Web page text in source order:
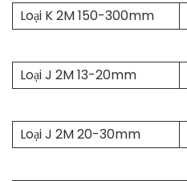
Loại K 2M 150-300mm
Loại J 2M 13-20mm
Loại J 2M 20-30mm